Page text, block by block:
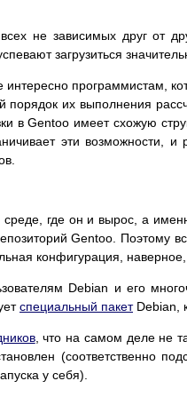
не зависимых друг от
загрузиться
программистам,
порядок их выполнения
в Gentoo имеет схожую
эти возможности, и
где он и вырос, а
Gentoo. Поэтому
конфигурация, наверное,
Debian и его
специальный пакетDebian,
, что на самом деле не
(соответственно
у себя).